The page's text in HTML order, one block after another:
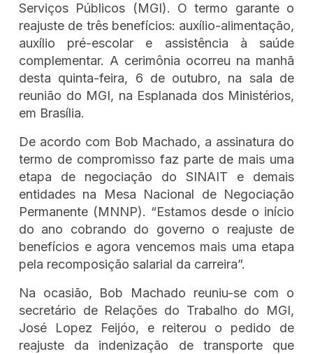
Serviços Públicos (MGI). O termo garante o
reajuste de três benefícios: auxílio-alimentação,
auxílio pré-escolar e assistência à saúde
complementar. A cerimônia ocorreu na manhã
desta quinta-feira, 6 de outubro, na sala de
reunião do MGI, na Esplanada dos Ministérios,
em Brasília.
De acordo com Bob Machado, a assinatura do
termo de compromisso faz parte de mais uma
etapa de negociação do SINAIT e demais
entidades na Mesa Nacional de Negociação
Permanente (MNNP). “Estamos desde o início
do ano cobrando do governo o reajuste de
benefícios e agora vencemos mais uma etapa
pela recomposição salarial da carreira”.
Na ocasião, Bob Machado reuniu-se com o
secretário de Relações do Trabalho do MGI,
José Lopez Feijóo, e reiterou o pedido de
reajuste da indenização de transporte que